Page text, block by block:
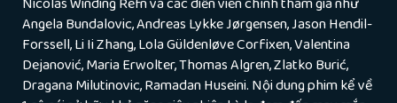
Angela Bundalovic, Andreas Lykke Jørgensen, Jason Hendil-
Forssell, Li Ii Zhang, Lola Güldenløve Corfixen, Valentina
Dejanović, Maria Erwolter, ​​Thomas Algren, Zlatko Burić,
Dragana Milutinovic, Ramadan Huseini. Nội dung phim kể về